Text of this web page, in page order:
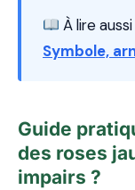
À lire aussi
Symbole,
Guide
des roses
impairs ?